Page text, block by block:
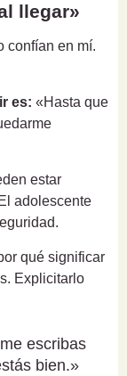
llegar»
confían en mí.
es: «Hasta que
estar
adolescente
qué significar
Explicitarlo
escribas
bien.»